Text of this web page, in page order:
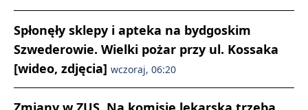
Spłonęły sklepy i apteka na bydgoskim
Szwederowie. Wielki pożar przy ul. Kossaka
[wideo, zdjęcia] wczoraj, 06:20